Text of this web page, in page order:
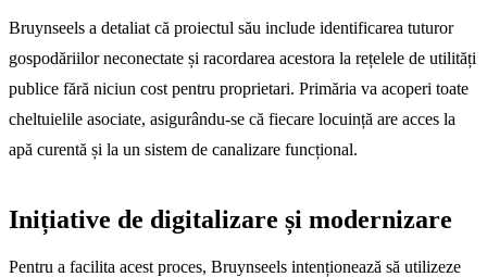
Bruynseels a detaliat că proiectul său include identificarea tuturor
gospodăriilor neconectate și racordarea acestora la rețelele de utilități
publice fără niciun cost pentru proprietari. Primăria va acoperi toate
cheltuielile asociate, asigurându-se că fiecare locuință are acces la
apă curentă și la un sistem de canalizare funcțional.
Inițiative de digitalizare și modernizare
Pentru a facilita acest proces, Bruynseels intenționează să utilizeze